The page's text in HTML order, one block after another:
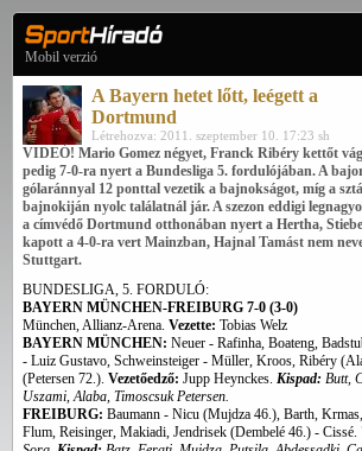
Mobil verzió
A Bayern hetet lőtt, leégett a
Dortmund
Létrehozva: 2011. szeptember 10. 17:23 sh
VIDEÓ! Mario Gomez négyet, Franck Ribéry kettőt
pedig 7-0-ra nyert a Bundesliga 5. fordulójában. A
gólaránnyal 12 ponttal vezetik a bajnokságot, míg a
bajnokiján nyolc találatnál jár. A szezon eddigi
a címvédő Dortmund otthonában nyert a Hertha,
kapott a 4-0-ra vert Mainzban, Hajnal Tamást nem
Stuttgart.
BUNDESLIGA, 5. FORDULÓ:
BAYERN MÜNCHEN-FREIBURG 7-0 (3-0)
München, Allianz-Arena. Vezette: Tobias Welz
BAYERN MÜNCHEN: Neuer - Rafinha, Boateng,
- Luiz Gustavo, Schweinsteiger - Müller, Kroos, Ribéry
(Petersen 72.). Vezetőedző: Jupp Heynckes. Kispad: Butt,
Uszami, Alaba, Timoscsuk Petersen.
FREIBURG: Baumann - Nicu (Mujdza 46.), Barth,
Flum, Reisinger, Makiadi, Jendrisek (Dembelé 46.) - Cissé.